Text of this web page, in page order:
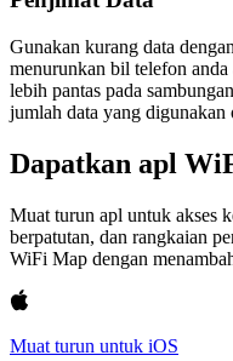
Gunakan kurang data
menurunkan bil telefon
lebih pantas pada
jumlah data yang digunakan
Dapatkan apl
Muat turun apl untuk akses
berpatutan, dan rangkaian
WiFi Map dengan
Muat turun untuk iOS